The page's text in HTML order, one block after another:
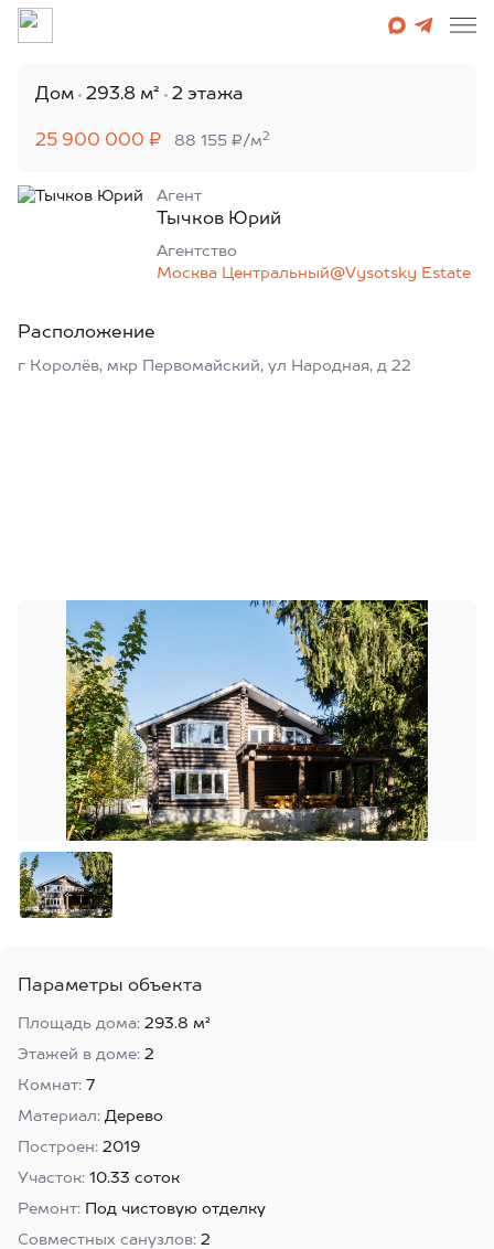
Дом 293.8 м² 2 этажа
25 900 000 ₽ 88 155 ₽/м 2
Агент
Тычков Юрий
Агентcтво
Москва Центральный@Vysotsky Estate
Расположение
г Королёв, мкр Первомайский, ул Народная, д 22
Параметры объекта
Площадь дома: 293.8 м²
Этажей в доме: 2
Комнат: 7
Материал: Дерево
Построен: 2019
Участок: 10.33 соток
Ремонт: Под чистовую отделку
Совместных санузлов: 2